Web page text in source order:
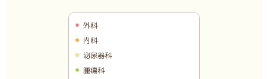
外科
内科
泌尿器科
腫瘍科